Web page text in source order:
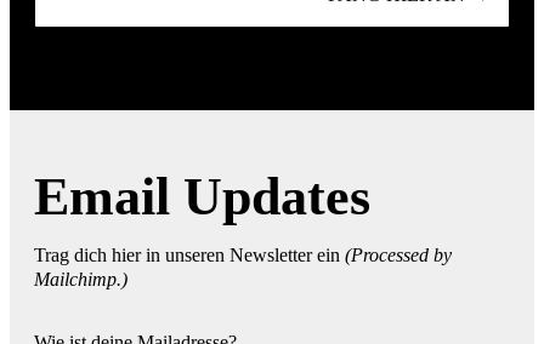
Email Updates
Trag dich hier in unseren Newsletter ein (Processed by
Mailchimp.)